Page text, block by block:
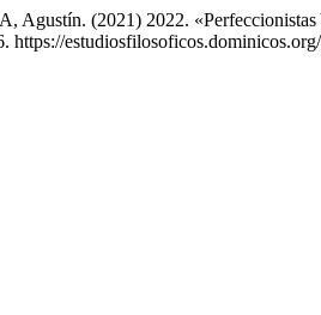
(2021) 2022.
https://